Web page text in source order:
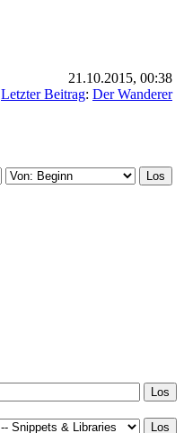
21.10.2015, 00:38
Letzter Beitrag: Der Wanderer